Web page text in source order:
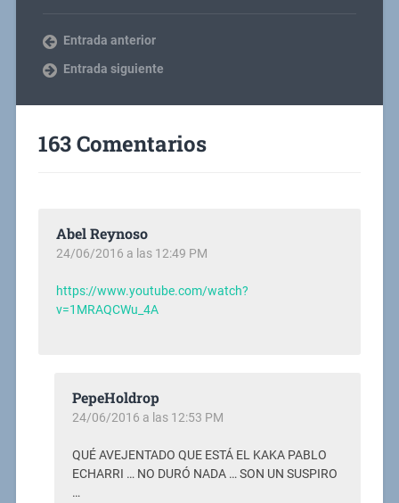
Entrada anterior
Entrada siguiente
163 Comentarios
Abel Reynoso
24/06/2016 a las 12:49 PM
https://www.youtube.com/watch?
v=1MRAQCWu_4A
PepeHoldrop
24/06/2016 a las 12:53 PM
QUÉ AVEJENTADO QUE ESTÁ EL KAKA PABLO
ECHARRI … NO DURÓ NADA … SON UN SUSPIRO
…